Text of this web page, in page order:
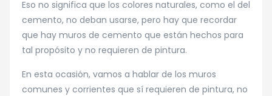
Eso no significa que los colores naturales, como el del
cemento, no deban usarse, pero hay que recordar
que hay muros de cemento que están hechos para
tal propósito y no requieren de pintura.
En esta ocasión, vamos a hablar de los muros
comunes y corrientes que sí requieren de pintura, no